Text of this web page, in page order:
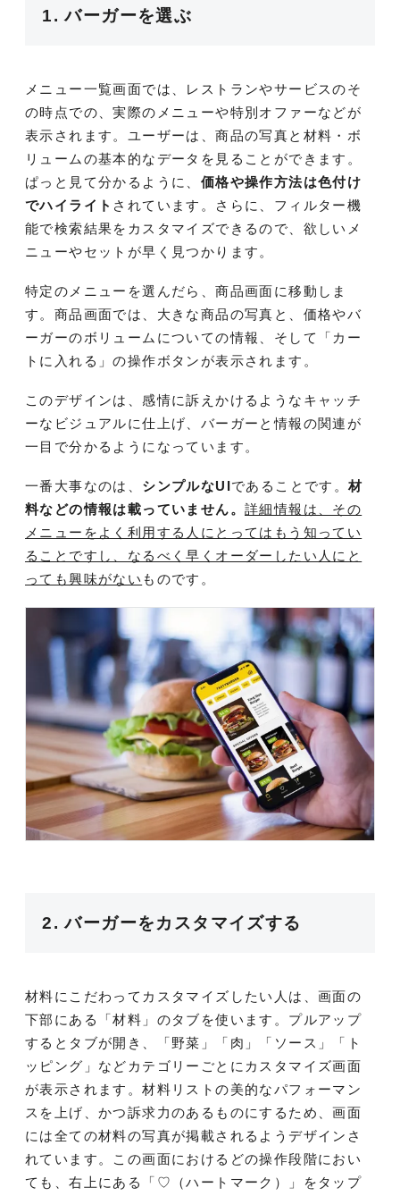
1. バーガーを選ぶ
メニュー一覧画面では、レストランやサービスのそ
の時点での、実際のメニューや特別オファーなどが
表示されます。ユーザーは、商品の写真と材料・ボ
リュームの基本的なデータを見ることができます。
ぱっと見て分かるように、 価格や操作方法は色付け
でハイライト されています。さらに、フィルター機
能で検索結果をカスタマイズできるので、欲しいメ
ニューやセットが早く見つかります。
特定のメニューを選んだら、商品画面に移動しま
す。商品画面では、大きな商品の写真と、価格やバ
ーガーのボリュームについての情報、そして「カー
トに入れる」の操作ボタンが表示されます。
このデザインは、感情に訴えかけるようなキャッチ
ーなビジュアルに仕上げ、バーガーと情報の関連が
一目で分かるようになっています。
一番大事なのは、 シンプルなUIであることです。材
料などの情報は載っていません。 詳細情報は、その
メニューをよく利用する人にとってはもう知ってい
ることですし、なるべく早くオーダーしたい人にと
っても興味がない ものです。
2. バーガーをカスタマイズする
材料にこだわってカスタマイズしたい人は、画面の
下部にある「材料」のタブを使います。プルアップ
するとタブが開き、「野菜」「肉」「ソース」「ト
ッピング」などカテゴリーごとにカスタマイズ画面
が表示されます。材料リストの美的なパフォーマン
スを上げ、かつ訴求力のあるものにするため、画面
には全ての材料の写真が掲載されるようデザインさ
れています。この画面におけるどの操作段階におい
ても、右上にある「♡（ハートマーク）」をタップ